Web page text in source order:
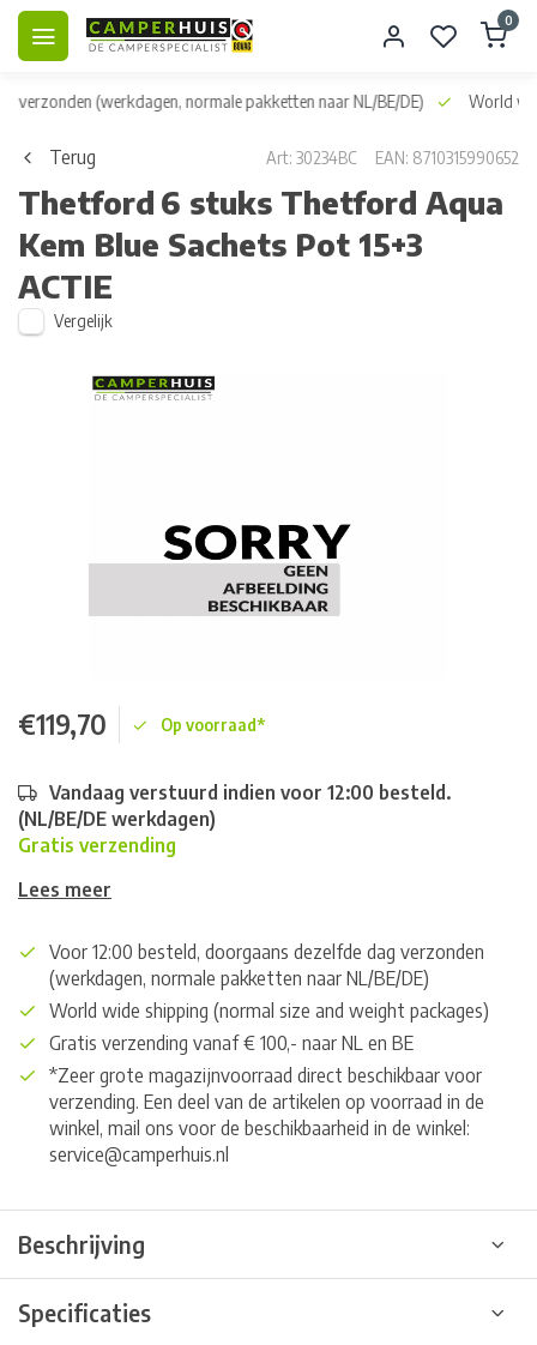
0
verzonden (werkdagen, normale pakketten naar NL/BE/DE) World
Terug Art: 30234BC EAN: 8710315990652
Thetford 6 stuks Thetford Aqua
Kem Blue Sachets Pot 15+3
ACTIE
Vergelijk
€119,70 Op voorraad*
Vandaag verstuurd indien voor 12:00 besteld.
(NL/BE/DE werkdagen)
Gratis verzending
Lees meer
Voor 12:00 besteld, doorgaans dezelfde dag verzonden
(werkdagen, normale pakketten naar NL/BE/DE)
World wide shipping (normal size and weight packages)
Gratis verzending vanaf € 100,- naar NL en BE
*Zeer grote magazijnvoorraad direct beschikbaar voor
verzending. Een deel van de artikelen op voorraad in de
winkel, mail ons voor de beschikbaarheid in de winkel:
service@camperhuis.nl
Beschrijving
Specificaties